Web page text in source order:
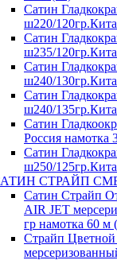
Сатин
ш220/
Сатин
ш235/
Сатин
ш240/
Сатин
ш240/
Сатин
Россия намотка
Сатин
ш250/
СТРАЙП
Сатин Страйп
AIR JET
гр намотка 60 м
Страйп